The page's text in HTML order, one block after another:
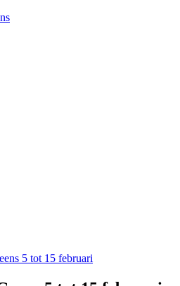
5 tot 15 februari